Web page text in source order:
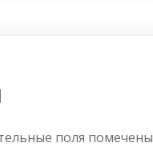
поля помечены